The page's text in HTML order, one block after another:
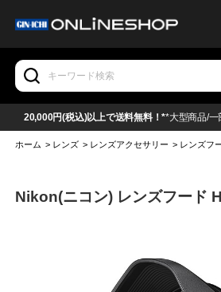
20,000円(税込)以上で送料無料！**大型商品/一
ホーム > レンズ > レンズアクセサリー > レンズフ
Nikon(ニコン) レンズフード